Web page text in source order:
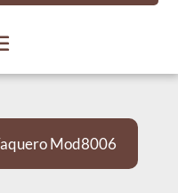
Mod8006